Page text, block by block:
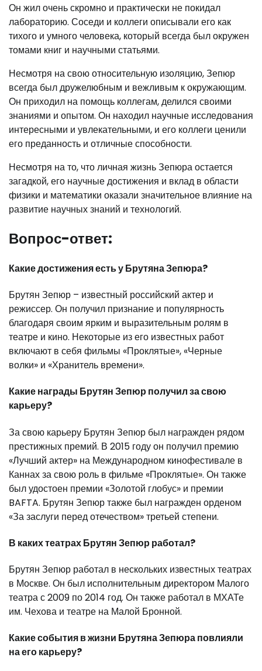
Он жил очень скромно и практически не покидал
лабораторию. Соседи и коллеги описывали его как
тихого и умного человека, который всегда был окружен
томами книг и научными статьями.
Несмотря на свою относительную изоляцию, Зепюр
всегда был дружелюбным и вежливым к окружающим.
Он приходил на помощь коллегам, делился своими
знаниями и опытом. Он находил научные исследования
интересными и увлекательными, и его коллеги ценили
его преданность и отличные способности.
Несмотря на то, что личная жизнь Зепюра остается
загадкой, его научные достижения и вклад в области
физики и математики оказали значительное влияние на
развитие научных знаний и технологий.
Вопрос-ответ:
Какие достижения есть у Брутяна Зепюра?
Брутян Зепюр – известный российский актер и
режиссер. Он получил признание и популярность
благодаря своим ярким и выразительным ролям в
театре и кино. Некоторые из его известных работ
включают в себя фильмы «Проклятые», «Черные
волки» и «Хранитель времени».
Какие награды Брутян Зепюр получил за свою
карьеру?
За свою карьеру Брутян Зепюр был награжден рядом
престижных премий. В 2015 году он получил премию
«Лучший актер» на Международном кинофестивале в
Каннах за свою роль в фильме «Проклятые». Он также
был удостоен премии «Золотой глобус» и премии
BAFTA. Брутян Зепюр также был награжден орденом
«За заслуги перед отечеством» третьей степени.
В каких театрах Брутян Зепюр работал?
Брутян Зепюр работал в нескольких известных театрах
в Москве. Он был исполнительным директором Малого
театра с 2009 по 2014 год. Он также работал в МХАТе
им. Чехова и театре на Малой Бронной.
Какие события в жизни Брутяна Зепюра повлияли
на его карьеру?